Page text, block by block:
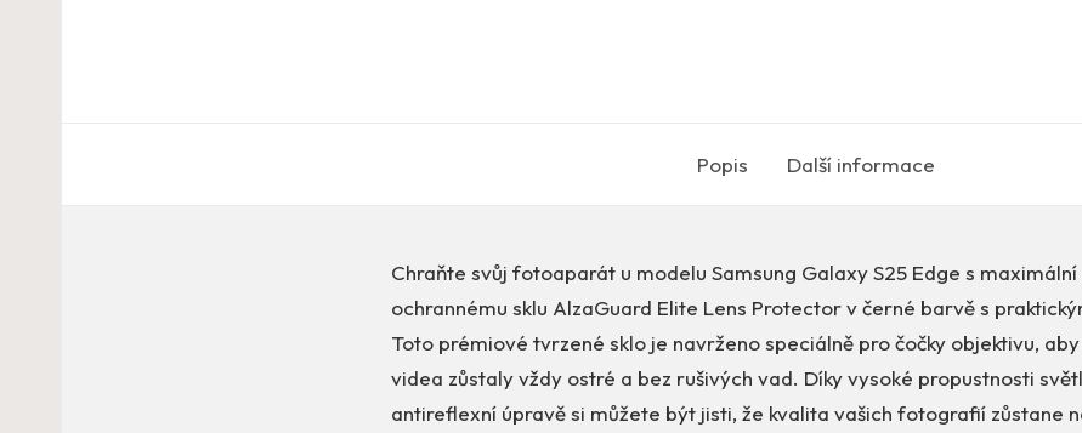
Popis Další informace
Chraňte svůj fotoaparát u modelu Samsung Galaxy S25 Edge s maximální
ochrannému sklu AlzaGuard Elite Lens Protector v černé barvě s
Toto prémiové tvrzené sklo je navrženo speciálně pro čočky objektivu,
videa zůstaly vždy ostré a bez rušivých vad. Díky vysoké propustnosti
antireflexní úpravě si můžete být jisti, že kvalita vašich fotografií zůstane